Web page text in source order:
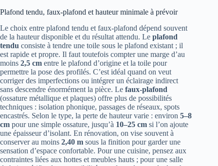
Plafond tendu, faux-plafond et hauteur minimale à prévoir
Le choix entre plafond tendu et faux-plafond dépend souvent
de la hauteur disponible et du résultat attendu. Le plafond
tendu consiste à tendre une toile sous le plafond existant ; il
est rapide et propre. Il faut toutefois compter une marge d’au
moins 2,5 cm entre le plafond d’origine et la toile pour
permettre la pose des profilés. C’est idéal quand on veut
corriger des imperfections ou intégrer un éclairage indirect
sans descendre énormément la pièce. Le faux-plafond
(ossature métallique et plaques) offre plus de possibilités
techniques : isolation phonique, passages de réseaux, spots
encastrés. Selon le type, la perte de hauteur varie : environ 5–8
cm pour une simple ossature, jusqu’à 10–25 cm si l’on ajoute
une épaisseur d’isolant. En rénovation, on vise souvent à
conserver au moins 2,40 m sous la finition pour garder une
sensation d’espace confortable. Pour une cuisine, pensez aux
contraintes liées aux hottes et meubles hauts ; pour une salle